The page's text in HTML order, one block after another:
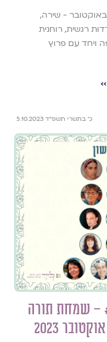
- שירה,
רגשית, רוחנית
ויחד עם פרוץ
כ׳ בתשרי תשפ״ד 5.10.2023
מה חדש במגזין גלויה #38 – שמחת תורה
2023